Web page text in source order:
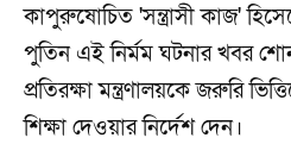
কাপুরুষোচিত 'সন্ত্রাসী কাজ'
পুতিন এই নির্মম ঘটনার খবর
প্রতিরক্ষা মন্ত্রণালয়কে জরুরি
শিক্ষা দেওয়ার নির্দেশ দেন।